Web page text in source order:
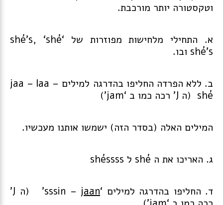
וטקסטורה יותר מורכבת.
א. התחילי מלחישות מפוזרות של ‘shé’s, ‘shé
shé’s ובו.
ב. ללא הפרדה החליפו בהדרגה למילים jaa – laa –
shé (ה J’ רכה כמו ב ‘jam’)
המילים האלה (בסדר הזה) ישמשו אותנו מעכשיו.
ג. האריכו את ה shé ל shéssss
ד. החליפו בהדרגה למילים ‘sssin –jaan
’ (ה J’